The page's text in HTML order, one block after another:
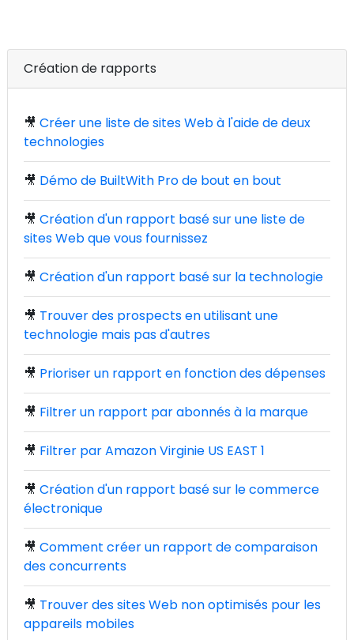
Création de rapports
🎥 Créer une liste de sites Web à l'aide de deux
technologies
🎥 Démo de BuiltWith Pro de bout en bout
🎥 Création d'un rapport basé sur une liste de
sites Web que vous fournissez
🎥 Création d'un rapport basé sur la technologie
🎥 Trouver des prospects en utilisant une
technologie mais pas d'autres
🎥 Prioriser un rapport en fonction des dépenses
🎥 Filtrer un rapport par abonnés à la marque
🎥 Filtrer par Amazon Virginie US EAST 1
🎥 Création d'un rapport basé sur le commerce
électronique
🎥 Comment créer un rapport de comparaison
des concurrents
🎥 Trouver des sites Web non optimisés pour les
appareils mobiles